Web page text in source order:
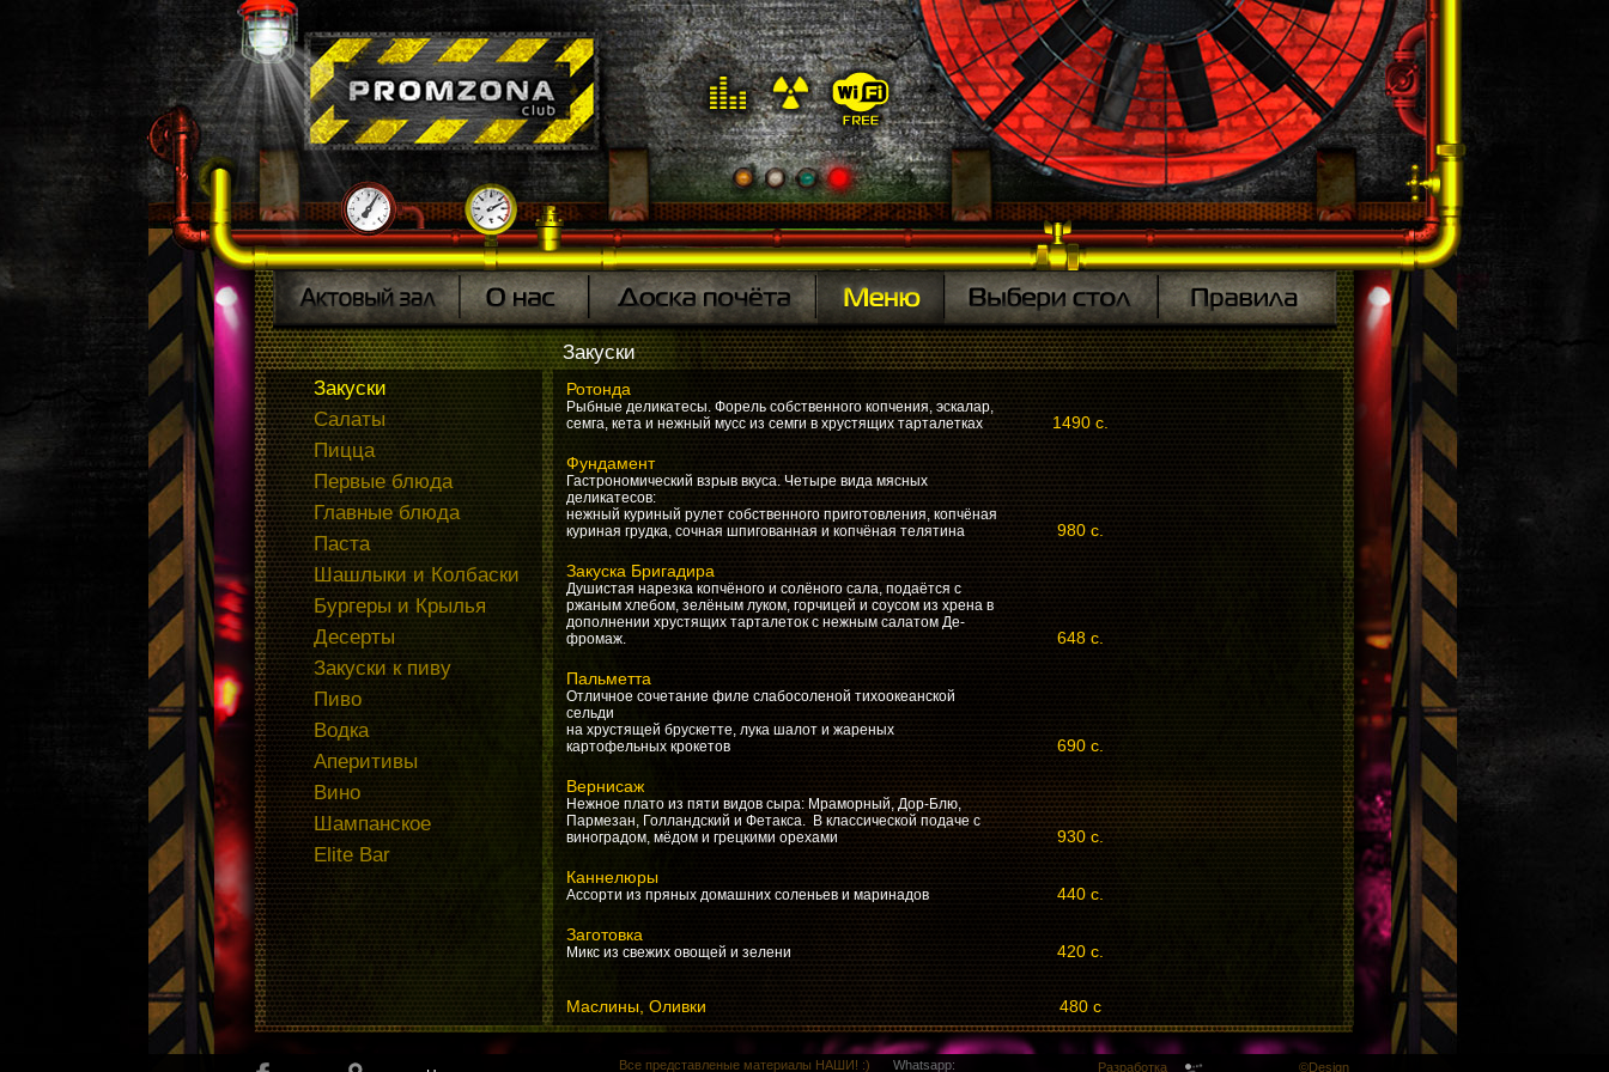
Закуски
Салаты
Пицца
Первые блюда
Главные блюда
Паста
Шашлыки и Колбаски
Бургеры и Крылья
Десерты
Закуски к пиву
Пиво
Водка
Аперитивы
Вино
Шампанское
Elite Bar
Закуски
Ротонда
Рыбные деликатесы. Форель собственного копчения, эскалар,
семга, кета и нежный мусс из семги в хрустящих тарталетках
1490 с.
Фундамент
Гастрономический взрыв вкуса. Четыре вида мясных
деликатесов:
нежный куриный рулет собственного приготовления, копчёная
куриная грудка, сочная шпигованная и копчёная телятина
980 с.
Закуска Бригадира
Душистая нарезка копчёного и солёного сала, подаётся с
ржаным хлебом, зелёным луком, горчицей и соусом из хрена в
дополнении хрустящих тарталеток с нежным салатом Де-
фромаж.
648 с.
Пальметта
Отличное сочетание филе слабосоленой тихоокеанской
сельди
на хрустящей брускетте, лука шалот и жареных
картофельных крокетов
690 с.
Вернисаж
Нежное плато из пяти видов сыра: Мраморный, Дор-Блю,
Пармезан, Голландский и Фетакса. В классической подаче с
виноградом, мёдом и грецкими орехами
930 с.
Каннелюры
Ассорти из пряных домашних соленьев и маринадов 440 с.
Заготовка
Микс из свежих овощей и зелени 420 с.
Маслины, Оливки 480 с
Все представленые материалы НАШИ! :) Whatsapp: Разработка ©Design